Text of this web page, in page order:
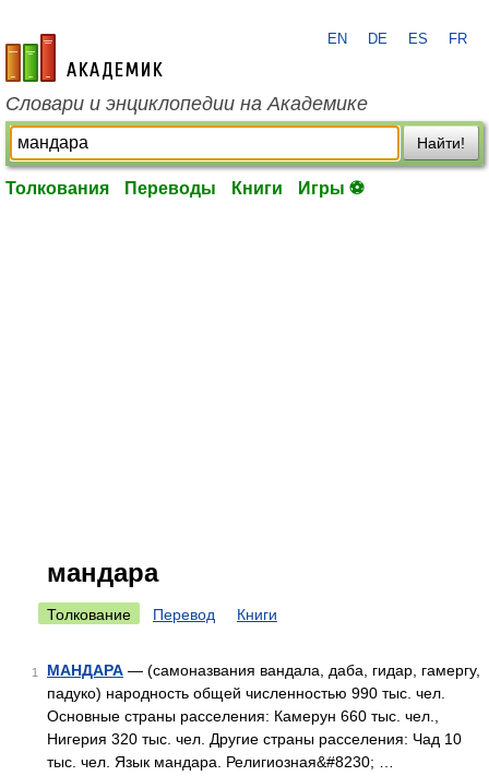
academic.ru
EN DE ES FR
Словари и энциклопедии на Академике
Найти!
Толкования Переводы Книги Игры ⚽
мандара
Толкование Перевод Книги
1 МАНДАРА — (самоназвания вандала, даба, гидар, гамергу,
падуко) народность общей численностью 990 тыс. чел.
Основные страны расселения: Камерун 660 тыс. чел.,
Нигерия 320 тыс. чел. Другие страны расселения: Чад 10
тыс. чел. Язык мандара. Религиозная&#8230; …